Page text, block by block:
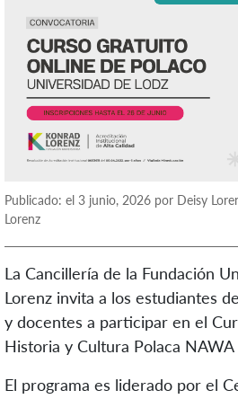
Publicado: el 3 junio, 2026 por Deisy
Lorenz
La Cancillería de la Fundación
Lorenz invita a los estudiantes
y docentes a participar en el
Historia y Cultura Polaca NAWA
El programa es liderado por el